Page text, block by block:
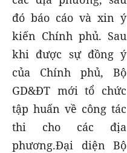
đó báo cáo và xin ý
kiến Chính phủ. Sau
khi được sự đồng ý
của Chính phủ, Bộ
GD&ĐT mới tổ chức
tập huấn về công tác
thi cho các địa
phương.Đại diện Bộ